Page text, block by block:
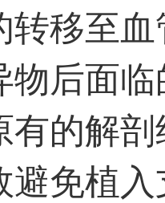
转移至
物后面
有的解
避免植